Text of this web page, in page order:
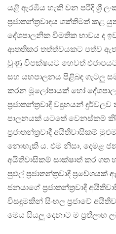
යළි ඇරඹිය හැකි වන පරිදි ශ්‍රී
ප්‍රජාතන්ත්‍රවාදය ශක්තිමත් කළ
දේශපාලනික විමතික භාවය ද
ආතතිකර තත්ත්වයකට පත්ව ඇත.
වුණු විපක්ෂයට හෙවත් එජාපයට
සහ යහපාලනය පිළිබඳ ගැටලු
කරන මූලෝපායක් හෝ
ප්‍රජාතන්ත්‍රවාදී ව්‍යුහයන්
පාලනයක් යටතේ වෙනස්කම්
ප්‍රජාතන්ත්‍රවාදී අයිතිවාසිකම්
නොහැකි ය. එම නිසා, දෙමළ
අයිතිවාසිකම් සාක්ෂාත් කර ගත
පුළුල් ප්‍රජාතන්ත්‍රවාදී
ජනයාගේ ප්‍රජාතන්ත්‍රවාදී
විසඳුමකින් සිංහල ප්‍රජාවේ
මෙය සියලු දෙනාට ම ප්‍රතිලාභ